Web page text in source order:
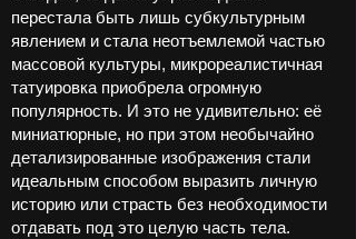
перестала быть лишь субкультурным
явлением и стала неотъемлемой частью
массовой культуры, микрореалистичная
татуировка приобрела огромную
популярность. И это не удивительно: её
миниатюрные, но при этом необычайно
детализированные изображения стали
идеальным способом выразить личную
историю или страсть без необходимости
отдавать под это целую часть тела.